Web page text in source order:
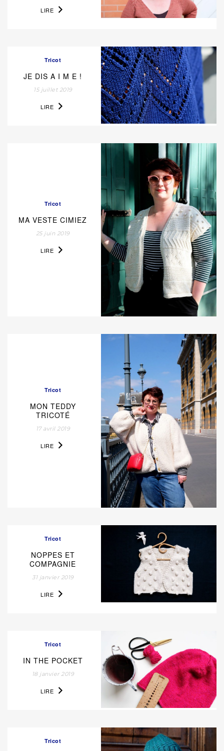
LIRE
Tricot
JE DIS A I M E !
15 juillet 2019
LIRE
Tricot
MA VESTE CIMIEZ
25 juin 2019
LIRE
Tricot
MON TEDDY
TRICOTÉ
17 avril 2019
LIRE
Tricot
NOPPES ET
COMPAGNIE
31 janvier 2019
LIRE
Tricot
IN THE POCKET
18 janvier 2019
LIRE
Tricot